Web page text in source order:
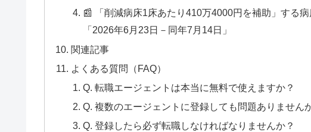
📰 「削減病床1床あたり410万4000円を補助」する
「2026年6月23日－同年7月14日」
関連記事
よくある質問（FAQ）
Q. 転職エージェントは本当に無料で使えますか？
Q. 複数のエージェントに登録しても問題ありません
Q. 登録したら必ず転職しなければなりませんか？